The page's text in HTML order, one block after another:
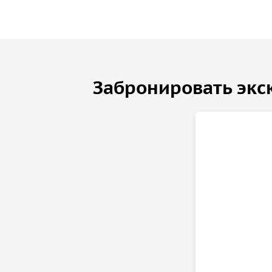
Забронировать